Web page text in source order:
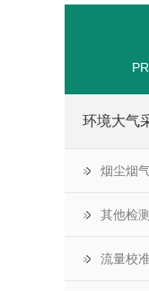
环境大气
烟尘烟
其他检
流量校